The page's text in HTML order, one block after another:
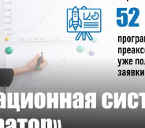
Смотреть проект